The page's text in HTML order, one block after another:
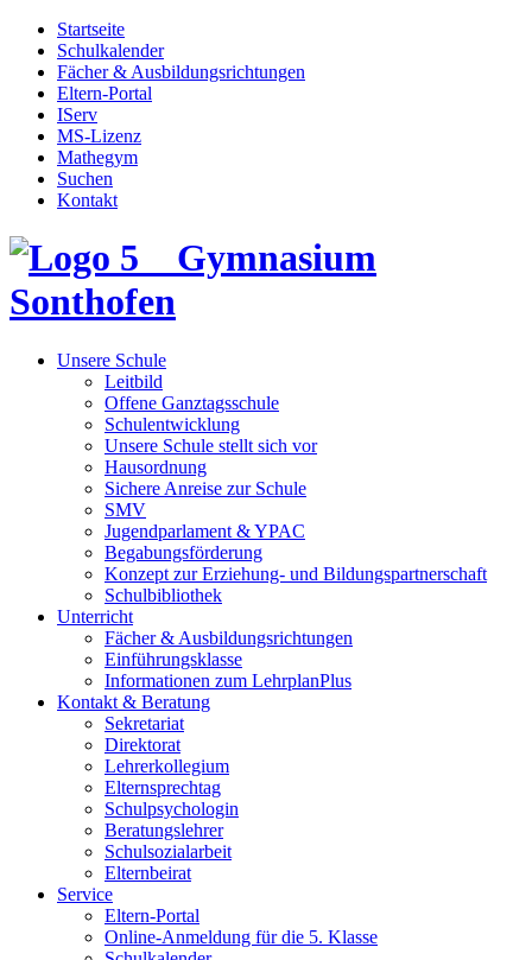
Startseite
Schulkalender
Fächer & Ausbildungsrichtungen
Eltern-Portal
IServ
MS-Lizenz
Mathegym
Suchen
Kontakt
Gymnasium
Sonthofen
Unsere Schule
Leitbild
Offene Ganztagsschule
Schulentwicklung
Unsere Schule stellt sich vor
Hausordnung
Sichere Anreise zur Schule
SMV
Jugendparlament & YPAC
Begabungsförderung
Konzept zur Erziehung- und Bildungspartnerschaft
Schulbibliothek
Unterricht
Fächer & Ausbildungsrichtungen
Einführungsklasse
Informationen zum LehrplanPlus
Kontakt & Beratung
Sekretariat
Direktorat
Lehrerkollegium
Elternsprechtag
Schulpsychologin
Beratungslehrer
Schulsozialarbeit
Elternbeirat
Service
Eltern-Portal
Online-Anmeldung für die 5. Klasse